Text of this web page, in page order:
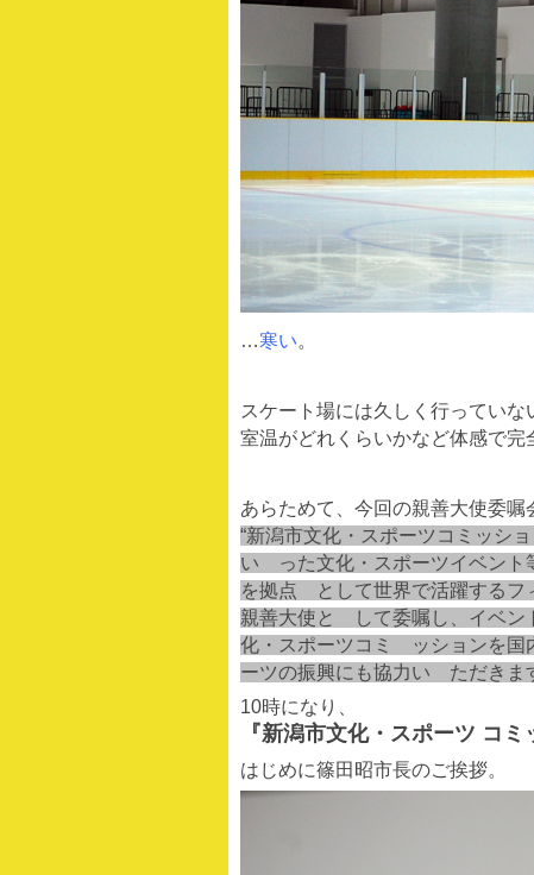
…寒い。
スケート場には久しく行っていな
室温がどれくらいかなど体感で完
あらためて、今回の親善大使委嘱
“新潟市文化・スポーツコミッシ
い った文化・スポーツイベント
を拠点 として世界で活躍するフ
親善大使と して委嘱し、イベン
化・スポーツコミ ッションを国
ーツの振興にも協力い ただきま
10時になり、
『新潟市文化・スポーツ コ
はじめに篠田昭市長のご挨拶。